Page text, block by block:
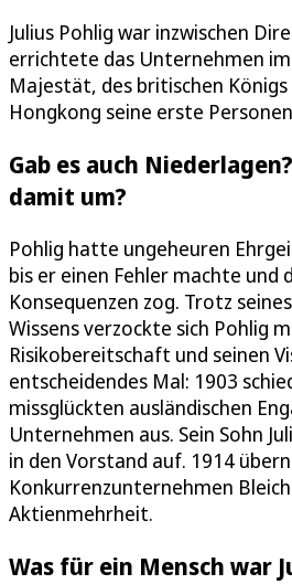
Julius Pohlig war inzwischen
errichtete das Unternehmen
Majestät, des britischen Königs
Hongkong seine erste
Gab es auch
damit um?
Pohlig hatte ungeheuren
bis er einen Fehler machte und
Konsequenzen zog. Trotz
Wissens verzockte sich Pohlig
Risikobereitschaft und seinen
entscheidendes Mal: 1903
missglückten ausländischen
Unternehmen aus. Sein Sohn
in den Vorstand auf. 1914
Konkurrenzunternehmen
Aktienmehrheit.
Was für ein Mensch war